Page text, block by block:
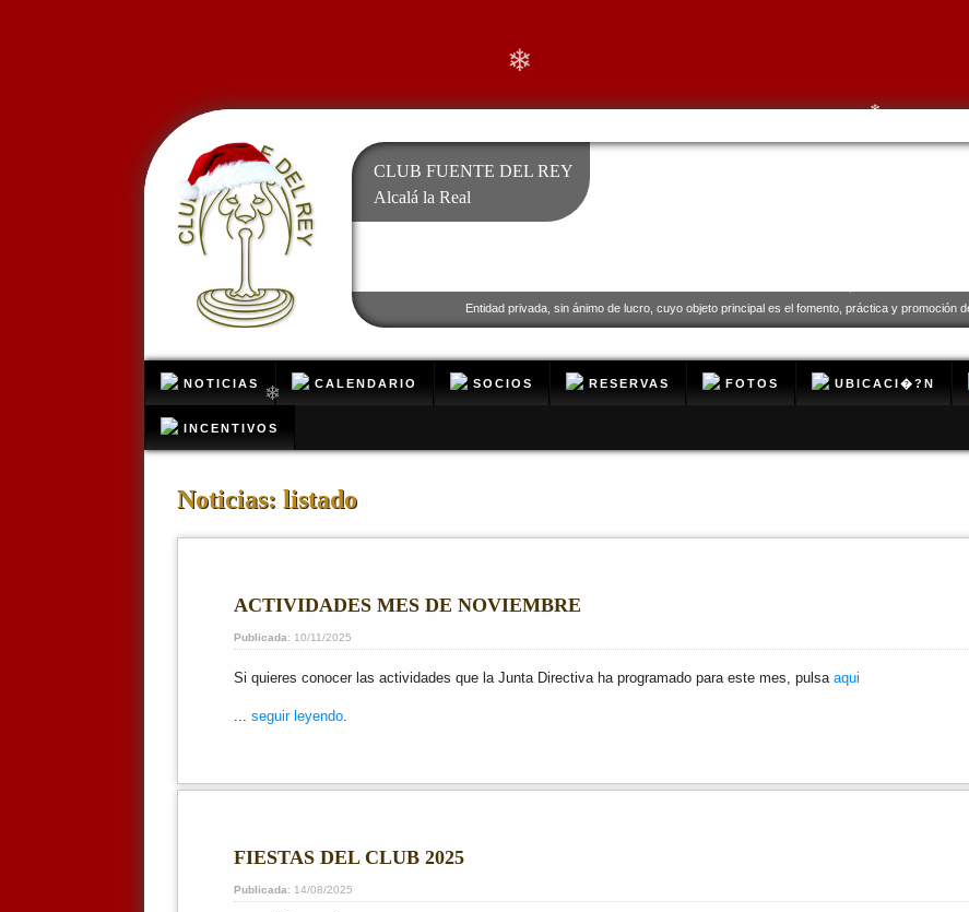
CLUB FUENTE DEL REY
Alcalá la Real
Entidad privada, sin ánimo de lucro, cuyo objeto principal es el fomento, práctica y promoción
NOTICIAS CALENDARIO SOCIOS RESERVAS FOTOS UBICACI�?N
INCENTIVOS
Noticias: listado
ACTIVIDADES MES DE NOVIEMBRE
Publicada: 10/11/2025
Si quieres conocer las actividades que la Junta Directiva ha programado para este mes, pulsa aqui
seguir leyendo.
FIESTAS DEL CLUB 2025
Publicada: 14/08/2025
❄
❄
❄
❄